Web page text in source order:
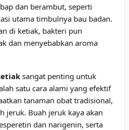
dan berambut, seperti
utama timbulnya bau badan.
di ketiak, bakteri pun
dan menyebabkan aroma
sangat penting untuk
satu cara alami yang efektif
tanaman obat tradisional,
jeruk. Buah jeruk kaya akan
dan narigenin, serta